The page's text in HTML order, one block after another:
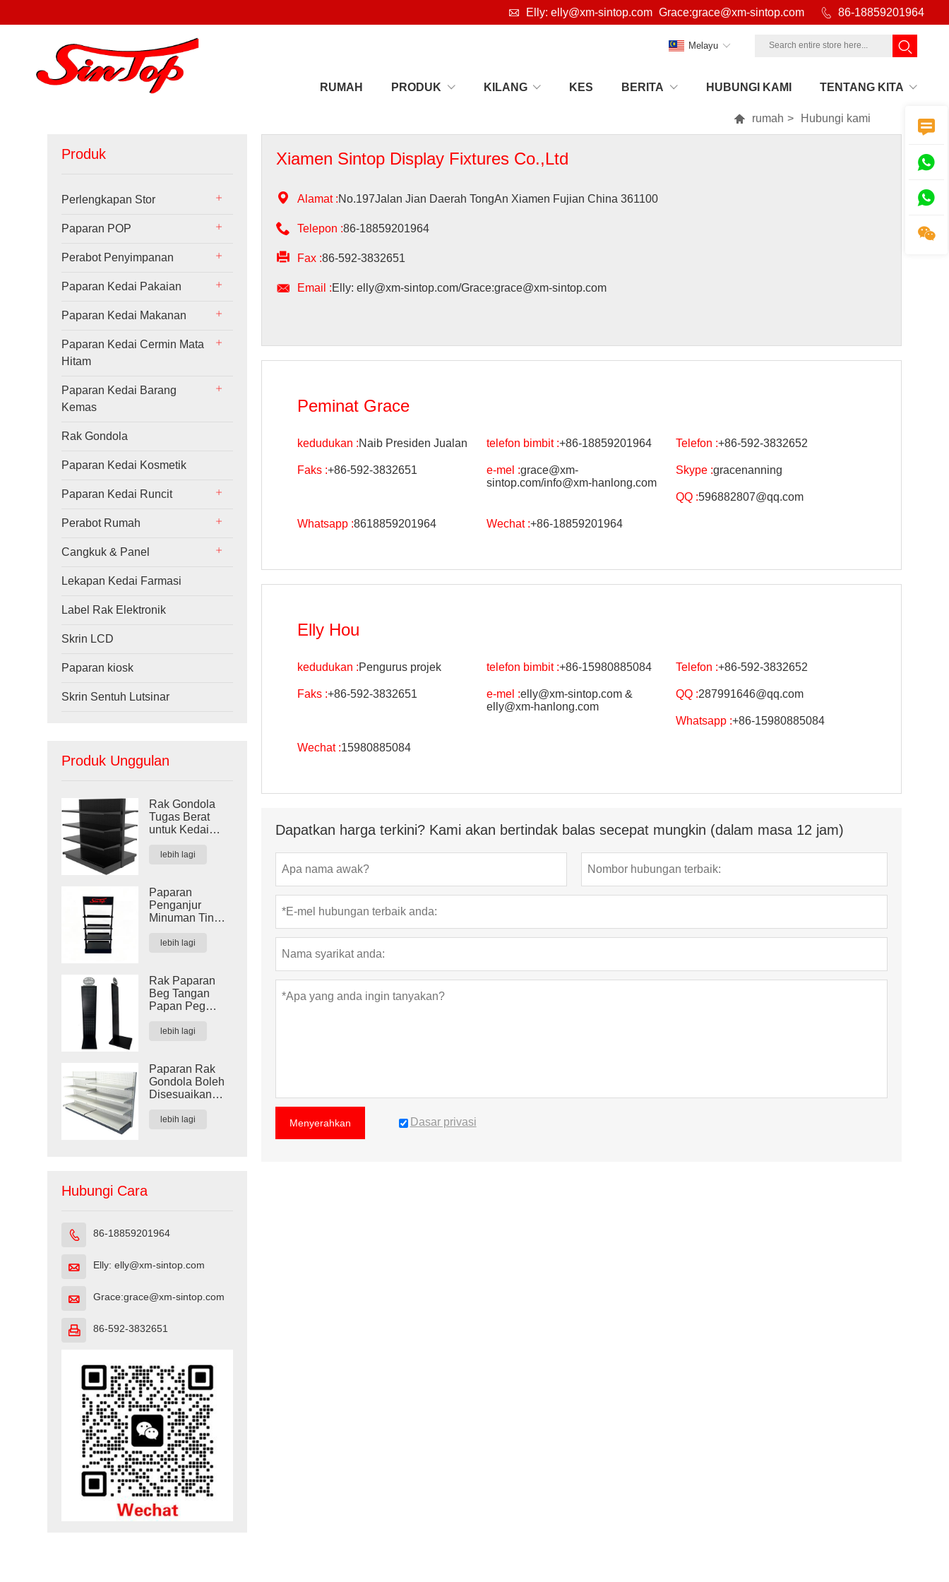
 Elly: elly@xm-sintop.com Grace:grace@xm-sintop.com  86-18859201964
RUMAH PRODUK KILANG KES BERITA HUBUNGI KAMI TENTANG KITA
Melayu
 rumah > Hubungi kami
Produk
Perlengkapan Stor
Paparan POP
Perabot Penyimpanan
Paparan Kedai Pakaian
Paparan Kedai Makanan
Paparan Kedai Cermin Mata
Hitam
Paparan Kedai Barang
Kemas
Rak Gondola
Paparan Kedai Kosmetik
Paparan Kedai Runcit
Perabot Rumah
Cangkuk & Panel
Lekapan Kedai Farmasi
Label Rak Elektronik
Skrin LCD
Paparan kiosk
Skrin Sentuh Lutsinar
Produk Unggulan
Rak Gondola
Tugas Berat
untuk Kedai
lebih lagi
Paparan
Penganjur
Minuman Tin
lebih lagi
Rak Paparan
Beg Tangan
Papan Peg
Tersuai
lebih lagi
Paparan Rak
Gondola Boleh
Disesuaikan
Runcit
lebih lagi
Hubungi Cara
 86-18859201964
 Elly: elly@xm-sintop.com
 Grace:grace@xm-sintop.com
 86-592-3832651
Xiamen Sintop Display Fixtures Co.,Ltd
 Alamat :No.197Jalan Jian Daerah TongAn Xiamen Fujian China 361100
 Telepon :86-18859201964
 Fax :86-592-3832651
 Email :Elly: elly@xm-sintop.com/Grace:grace@xm-sintop.com
Peminat Grace
kedudukan :Naib Presiden Jualan telefon bimbit :+86-18859201964 Telefon :+86-592-3832652
Faks :+86-592-3832651 e-mel :grace@xm-
sintop.com/info@xm-hanlong.com
Skype :gracenanning
QQ :596882807@qq.com
Whatsapp :8618859201964 Wechat :+86-18859201964
Elly Hou
kedudukan :Pengurus projek telefon bimbit :+86-15980885084 Telefon :+86-592-3832652
Faks :+86-592-3832651 e-mel :elly@xm-sintop.com &
elly@xm-hanlong.com
QQ :287991646@qq.com
Whatsapp :+86-15980885084
Wechat :15980885084
Dapatkan harga terkini? Kami akan bertindak balas secepat mungkin (dalam masa 12 jam)
Menyerahkan Dasar privasi



